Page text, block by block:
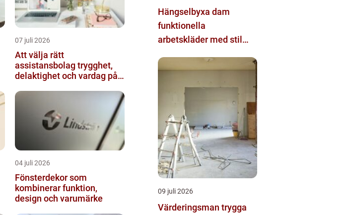
07 juli 2026
Att välja rätt
assistansbolag trygghet,
delaktighet och vardag på
04 juli 2026
Fönsterdekor som
kombinerar funktion,
design och varumärke
Hängselbyxa dam
funktionella
arbetskläder med stil
09 juli 2026
Värderingsman trygga